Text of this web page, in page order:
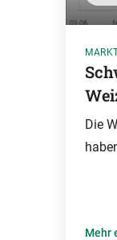
Die
Mehr